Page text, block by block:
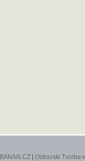
BANAN.CZ| Ostravski Tvorba